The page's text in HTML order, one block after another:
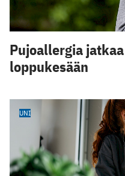
Pujoallergia
loppukesään
UNI